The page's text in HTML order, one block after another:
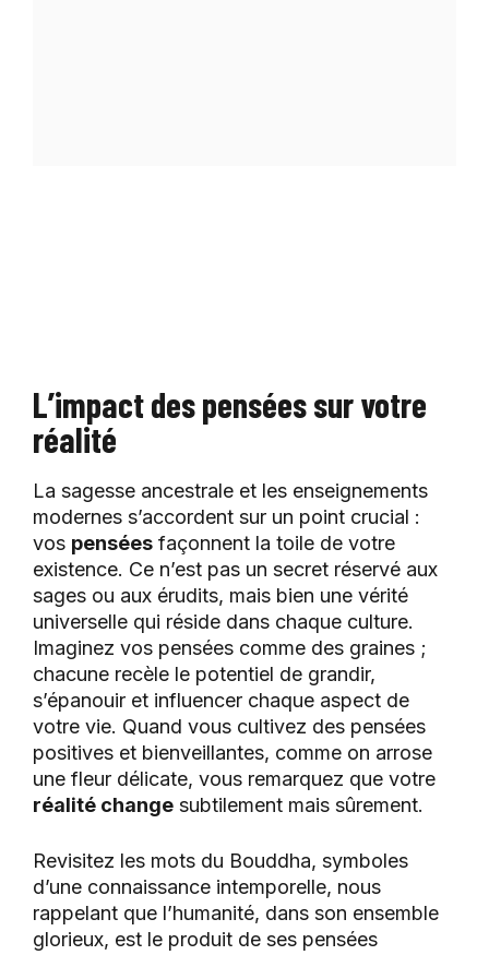
L’impact des pensées sur votre
réalité
La sagesse ancestrale et les enseignements
modernes s’accordent sur un point crucial :
vos pensées façonnent la toile de votre
existence. Ce n’est pas un secret réservé aux
sages ou aux érudits, mais bien une vérité
universelle qui réside dans chaque culture.
Imaginez vos pensées comme des graines ;
chacune recèle le potentiel de grandir,
s’épanouir et influencer chaque aspect de
votre vie. Quand vous cultivez des pensées
positives et bienveillantes, comme on arrose
une fleur délicate, vous remarquez que votre
réalité change subtilement mais sûrement.
Revisitez les mots du Bouddha, symboles
d’une connaissance intemporelle, nous
rappelant que l’humanité, dans son ensemble
glorieux, est le produit de ses pensées